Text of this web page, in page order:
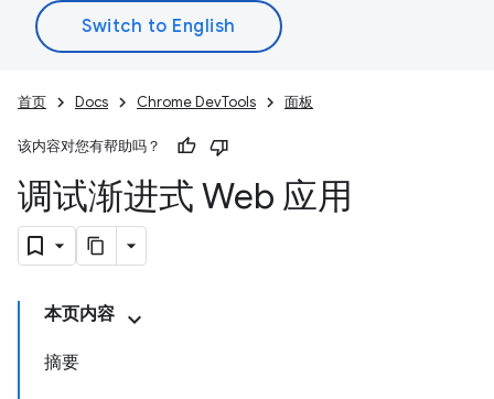
首页 Docs Chrome DevTools 面板
该内容对您有帮助吗？
调试渐进式 Web 应用
本页内容
摘要